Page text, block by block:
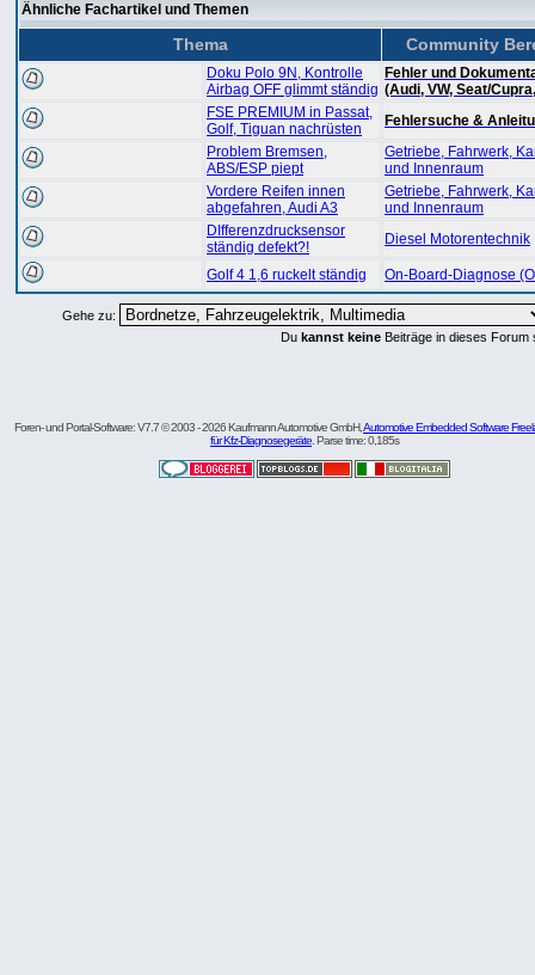
Ähnliche Fachartikel und Themen
Thema Community
Doku Polo 9N, Kontrolle
Airbag OFF glimmt ständig
Fehler und
(Audi, VW, Seat/
FSE PREMIUM in Passat,
Golf, Tiguan nachrüsten
Fehlersuche &
Problem Bremsen,
ABS/ESP piept
Getriebe, Fahrwerk,
und Innenraum
Vordere Reifen innen
abgefahren, Audi A3
Getriebe, Fahrwerk,
und Innenraum
DIfferenzdrucksensor
ständig defekt?!
Diesel Motorentechnik
Golf 4 1,6 ruckelt ständig On-Board-Diagnose
Gehe zu:
Du kannst keine Beiträge in dieses Forum
Foren- und Portal-Software: V7.7 © 2003 - 2026 Kaufmann Automotive GmbH,Automotive Embedded Software
für Kfz-Diagnosegeräte . Parse time: 0,185s